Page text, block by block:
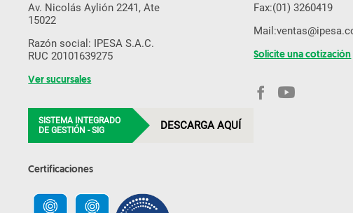
Av. Nicolás Aylión 2241, Ate
15022
Razón social: IPESA S.A.C.
RUC 20101639275
Ver sucursales
SISTEMA INTEGRADO
DE GESTIÓN - SIG
DESCARGA AQUÍ
Certificaciones
Fax:(01) 3260419
Mail:
Solicite una cotización